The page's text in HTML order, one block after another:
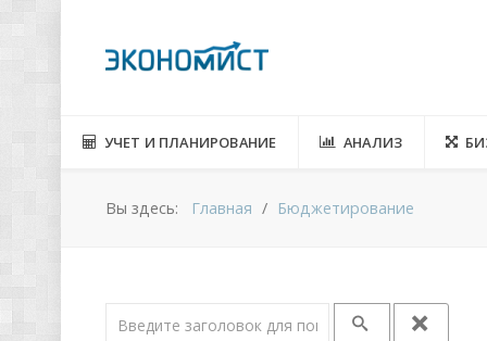
УЧЕТ И ПЛАНИРОВАНИЕ АНАЛИЗ
Вы здесь: Главная Бюджетирование
Введите заголовок для поиска...